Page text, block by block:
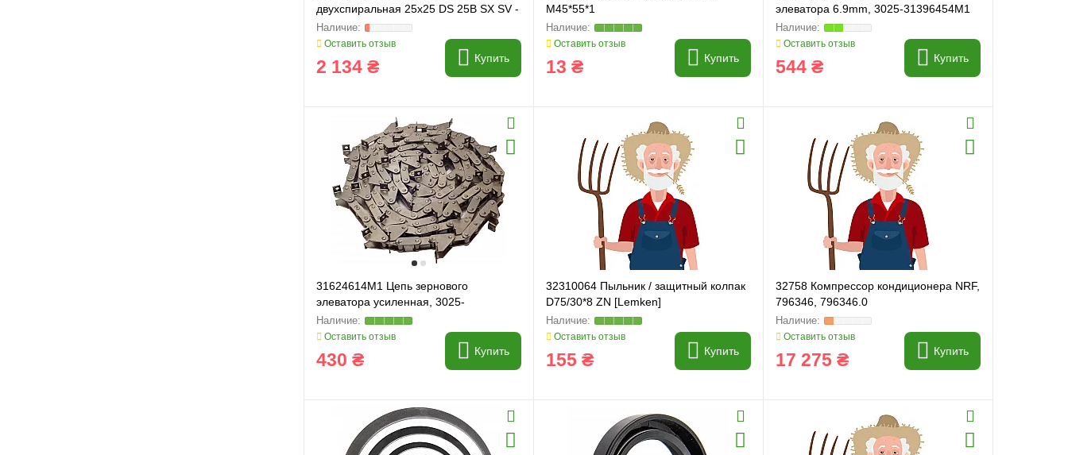
двухспиральная 25x25 DS 25B SX SV -
ITALY, 25*25
Оставить отзыв
2 134 ₴ Купить
M45*55*1
Оставить отзыв
13 ₴ Купить
элеватора 6.9mm, 3025-31396454M1
(цена за 1м, бухта 5м)
Оставить отзыв
544 ₴ Купить
31624614M1 Цепь зернового
элеватора усиленная, 3025-
31624614M1 (цена за 1м, бухта 5м)
Оставить отзыв
430 ₴ Купить
32310064 Пыльник / защитный колпак
D75/30*8 ZN [Lemken]
Оставить отзыв
155 ₴ Купить
32758 Компрессор кондиционера NRF,
796346, 796346.0
Оставить отзыв
17 275 ₴ Купить